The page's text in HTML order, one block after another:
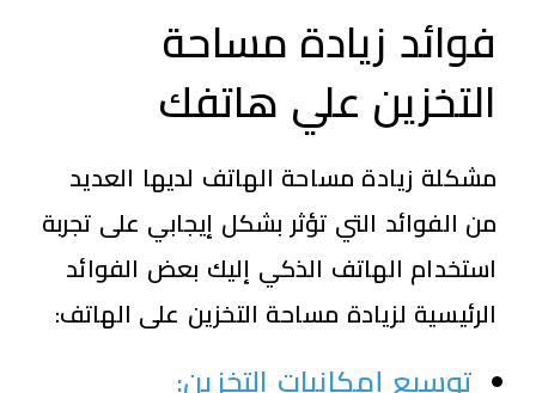
فوائد زيادة مساحة
التخزين علي هاتفك
مشكلة زيادة مساحة الهاتف لديها العديد
من الفوائد التي تؤثر بشكل إيجابي على تجربة
استخدام الهاتف الذكي إليك بعض الفوائد
الرئيسية لزيادة مساحة التخزين على الهاتف:
توسيع إمكانيات التخزين: